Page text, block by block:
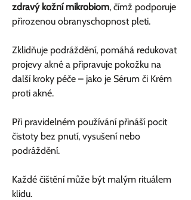
zdravý kožní mikrobiom, čímž podporuje
přirozenou obranyschopnost pleti.
Zklidňuje podráždění, pomáhá redukovat
projevy akné a připravuje pokožku na
další kroky péče – jako je Sérum či Krém
proti akné.
Při pravidelném používání přináší pocit
čistoty bez pnutí, vysušení nebo
podráždění.
Každé čištění může být malým rituálem
klidu.